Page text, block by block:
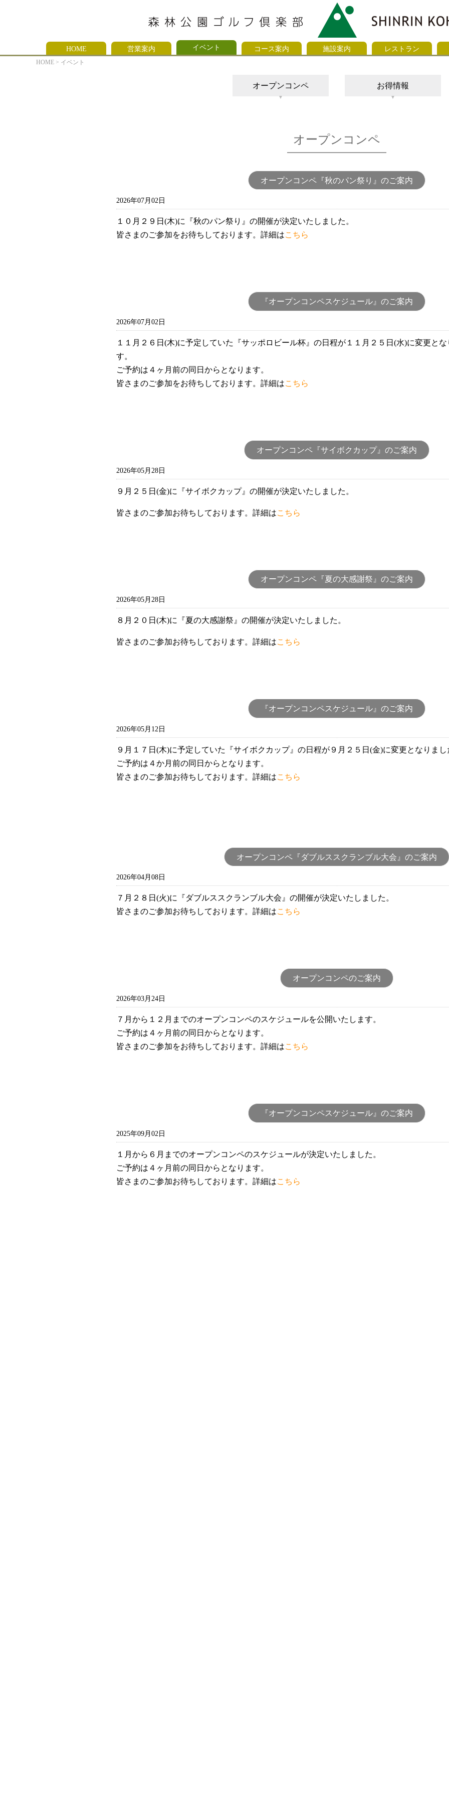
HOME 営業案内 イベント コース案内 施設案内 レストラン
HOME イベント
オープンコンペ お得情報
オープンコンペ
オープンコンペ『秋のパン祭り』のご案内
2026年07月02日
１０月２９日(木)に『秋のパン祭り』の開催が決定いたしました。
皆さまのご参加をお待ちしております。詳細はこちら
『オープンコンペスケジュール』のご案内
2026年07月02日
１１月２６日(木)に予定していた『サッポロビール杯』の日程が１１月２５日(水)に変更と
す。
ご予約は４ヶ月前の同日からとなります。
皆さまのご参加をお待ちしております。詳細はこちら
オープンコンペ『サイボクカップ』のご案内
2026年05月28日
９月２５日(金)に『サイボクカップ』の開催が決定いたしました。
皆さまのご参加お待ちしております。詳細はこちら
オープンコンペ『夏の大感謝祭』のご案内
2026年05月28日
８月２０日(木)に『夏の大感謝祭』の開催が決定いたしました。
皆さまのご参加お待ちしております。詳細はこちら
『オープンコンペスケジュール』のご案内
2026年05月12日
９月１７日(木)に予定していた『サイボクカップ』の日程が９月２５日(金)に変更となりまし
ご予約は４か月前の同日からとなります。
皆さまのご参加お待ちしております。詳細はこちら
オープンコンペ『ダブルススクランブル大会』のご案内
2026年04月08日
７月２８日(火)に『ダブルススクランブル大会』の開催が決定いたしました。
皆さまのご参加お待ちしております。詳細はこちら
オープンコンペのご案内
2026年03月24日
７月から１２月までのオープンコンペのスケジュールを公開いたします。
ご予約は４ヶ月前の同日からとなります。
皆さまのご参加をお待ちしております。詳細はこちら
『オープンコンペスケジュール』のご案内
2025年09月02日
１月から６月までのオープンコンペのスケジュールが決定いたしました。
ご予約は４ヶ月前の同日からとなります。
皆さまのご参加お待ちしております。詳細はこちら